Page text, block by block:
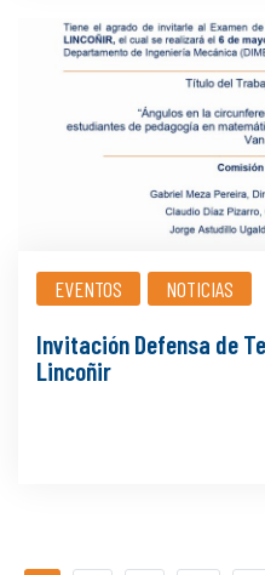
EVENTOS NOTICIAS
Invitación Defensa de
Lincoñir